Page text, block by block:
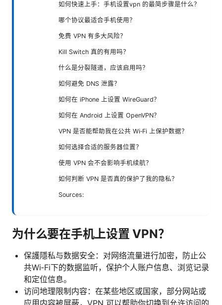
如何快速上手：手机设置vpn 的最简步骤是什么？
哪个协议最适合手机使用？
免费 VPN 有多大风险？
Kill Switch 真的有用吗？
什么是分裂隧道，应该启用吗？
如何避免 DNS 泄露？
如何在 iPhone 上设置 WireGuard？
如何在 Android 上设置 OpenVPN？
VPN 是否能帮助我在公共 Wi‑Fi 上保护数据？
如何选择合适的服务器位置？
使用 VPN 会不会影响手机续航？
如何判断 VPN 是否真的保护了我的隐私？
Sources:
为什么要在手机上设置 VPN？
保護隱私与数据安全：对网络流量进行加密，防止公
共Wi‑Fi下的数据监听，保护个人账户信息、浏览记录
和定位信息。
访问地理限制内容：在某些地区或国家，部分网站或